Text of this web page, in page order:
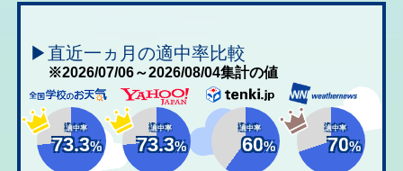
▶直近一ヵ月の適中率比較
※2026/07/06～2026/08/04集計の値
適中率
73.3%
適中率
73.3%
適中率
60%
適中率
70%